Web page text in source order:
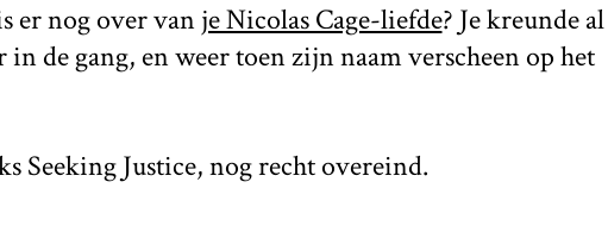
er nog over vanje Nicolas Cage-liefde? Je kreunde al
in de gang, en weer toen zijn naam verscheen op het
Seeking Justice, nog recht overeind.